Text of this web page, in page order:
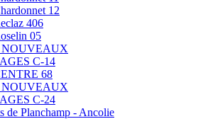
12
406
05
NOUVEAUX
C-14
68
NOUVEAUX
C-24
de Planchamp - Ancolie